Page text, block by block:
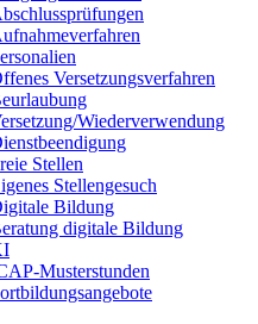
Versetzungsverfahren
Wiederverwendung
Stellen
Stellengesuch
Bildung
digitale Bildung
Musterstunden